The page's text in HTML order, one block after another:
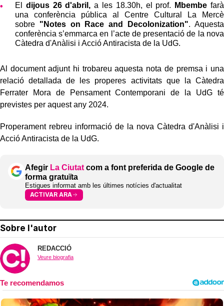
El dijous 26 d'abril, a les 18.30h, el prof. Mbembe farà
una conferència pública al Centre Cultural La Mercè
sobre "Notes on Race and Decolonization". Aquesta
conferència s’emmarca en l’acte de presentació de la nova
Càtedra d'Anàlisi i Acció Antiracista de la UdG.
Al document adjunt hi trobareu aquesta nota de premsa i una
relació detallada de les properes activitats que la Càtedra
Ferrater Mora de Pensament Contemporani de la UdG té
previstes per aquest any 2024.
Properament rebreu informació de la nova Càtedra d'Anàlisi i
Acció Antiracista de la UdG.
Afegir La Ciutat com a font preferida de Google de
forma gratuïta
Estigues informat amb les últimes notícies d'actualitat
ACTIVAR ARA
Sobre l'autor
REDACCIÓ
Veure biografia